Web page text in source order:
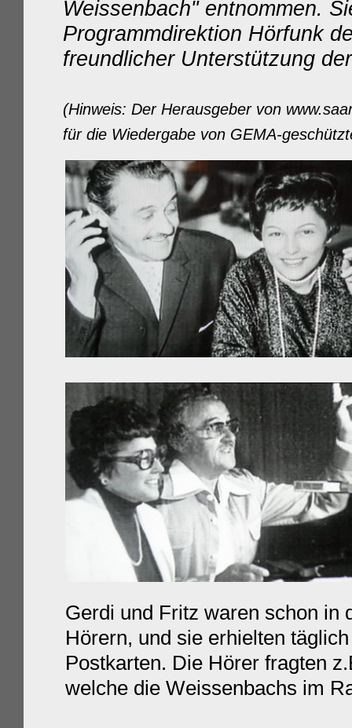
Weissenbach" entnommen.
Programmdirektion Hörfunk
freundlicher Unterstützung
(Hinweis: Der Herausgeber von
für die Wiedergabe von GEMA-
Gerdi und Fritz waren schon in
Hörern, und sie erhielten
Postkarten. Die Hörer fragten
welche die Weissenbachs im